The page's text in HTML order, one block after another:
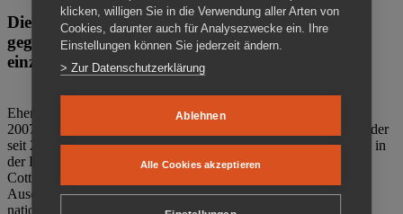
Die Gedenkstätte Zuchthaus Cottbus ist ein Ort
gegen das Vergessen. Anschaulich, nah und
einzigartig.
Ehemalige politische Häftlinge der DDR gründeten im Oktober
2007 den Verein Menschenrechtszentrum Cottbus e. V. (MRZ), der
seit 2011 Eigentümer des ehemaligen Gefängnisses (1860-2002) in
der Bautzener Straße und Träger der Gedenkstätte Zuchthaus
Cottbus ist. Im Zentrum der Arbeit der Gedenkstätte steht die
Auseinandersetzung mit politischem Unrecht während der
nationalsozialistischen Terrorherrschaft und der SED-Diktatur.
klicken, willigen Sie in die Verwendung aller Arten von
Cookies, darunter auch für Analysezwecke ein. Ihre
Einstellungen können Sie jederzeit ändern.
> Zur Datenschutzerklärung
Ablehnen
Alle Cookies akzeptieren